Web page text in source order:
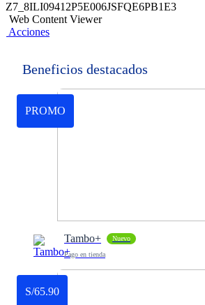
Z7_8ILI09412P5E006JSFQE6PB1E3
Web Content Viewer
Acciones
Beneficios destacados
PROMO
Tambo+ Nuevo
Pago en tienda
S/65.90